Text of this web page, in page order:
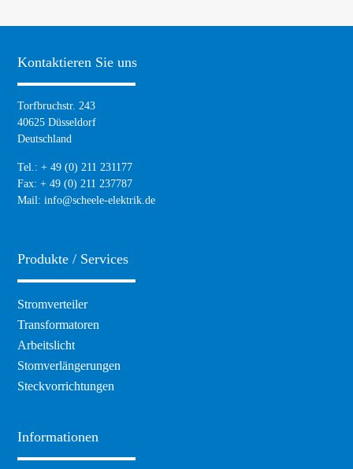
Kontaktieren Sie uns
Torfbruchstr. 243
40625 Düsseldorf
Deutschland
Tel.: + 49 (0) 211 231177
Fax: + 49 (0) 211 237787
Mail:info@scheele-elektrik.de
Produkte / Services
Navigation
überspringen
Stromverteiler
Transformatoren
Arbeitslicht
Stomverlängerungen
Steckvorrichtungen
Informationen